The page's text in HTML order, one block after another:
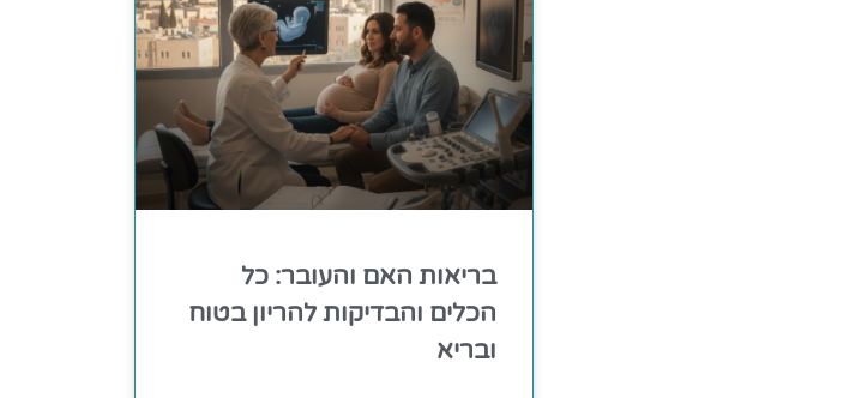
בריאות האם והעובר: כל
הכלים והבדיקות להריון בטוח
ובריא